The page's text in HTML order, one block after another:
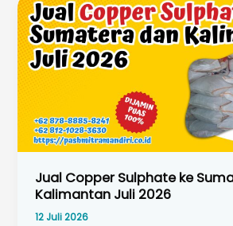
Jual Copper Sulphate ke
Kalimantan Juli 2026
12 Juli 2026